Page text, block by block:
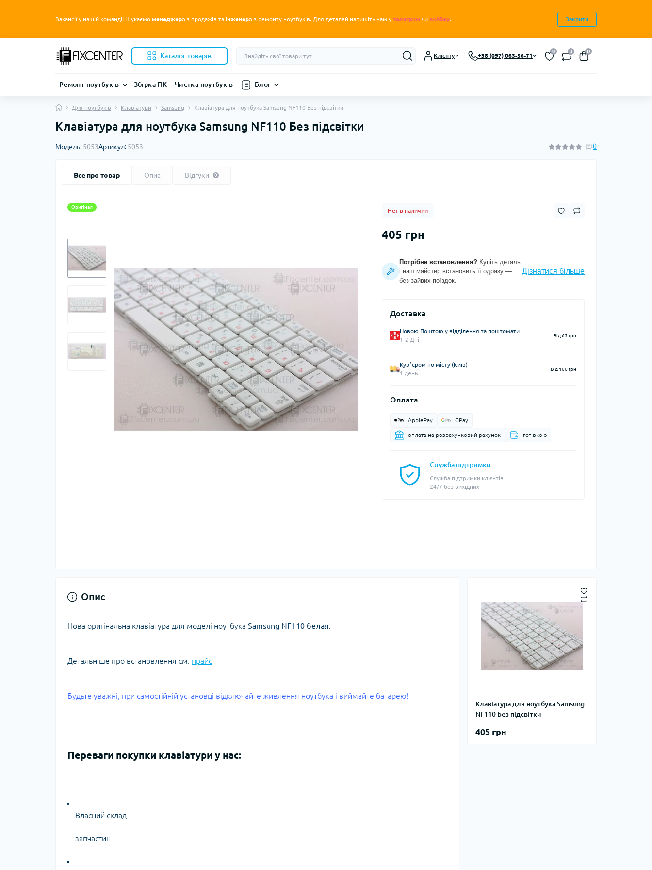
Вакансії у нашій команді! Шукаємо менеджера з продажів та інженера з ремонту ноутбуків. Для деталей напишіть нам у телеграм чи вайбер. Закрити
Каталог товарів Клієнту +38 (097) 063-56-71
0 0 0
Ремонт ноутбуків Збірка ПК Чистка ноутбуків Блог
Для ноутбуків Клавіатури Samsung Клавіатура для ноутбука Samsung NF110 Без підсвітки
Клавіатура для ноутбука Samsung NF110 Без підсвітки
Модель: 5053Артикул: 5053 0
Все про товар Опис Відгуки 0
Оригінал
Нет в наличии
405 грн
Потрібне встановлення?Купіть деталь
і наш майстер встановить її одразу —
без зайвих поїздок.
Дізнатися більше
Доставка
Новою Поштою у відділення та поштомати
1-2 Дні
Від 65 грн
Курʼєром по місту (Київ)
1 день
Від 100 грн
Оплата
ApplePay GPay
оплата на розрахунковий рахунок готівкою
Служба підтримки
Служба підтримки клієнтів
24/7 без вихідних
Клавіатура для ноутбука Samsung
NF110 Без підсвітки
405 грн
Опис
Нова оригінальна клавіатура для моделі ноутбука Samsung NF110 белая.
Детальніше про встановлення см. прайс
Будьте уважні, при самостійній установці відключайте живлення ноутбука і виймайте батарею!
Переваги покупки клавіатури у нас:
Власний склад
запчастин